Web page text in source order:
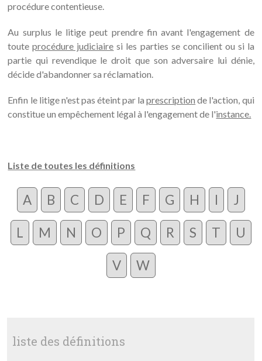
procédure contentieuse.
Au surplus le litige peut prendre fin avant l'engagement de
touteprocédure judiciaire si les parties se concilient ou si la
partie qui revendique le droit que son adversaire lui dénie,
décide d'abandonner sa réclamation.
Enfin le litige n'est pas éteint par laprescription de l'action, qui
constitue un empêchement légal à l'engagement de l'instance.
Liste de toutes les définitions
A B C D E F G H I J
L M N O P Q R S T U
V W
liste des définitions